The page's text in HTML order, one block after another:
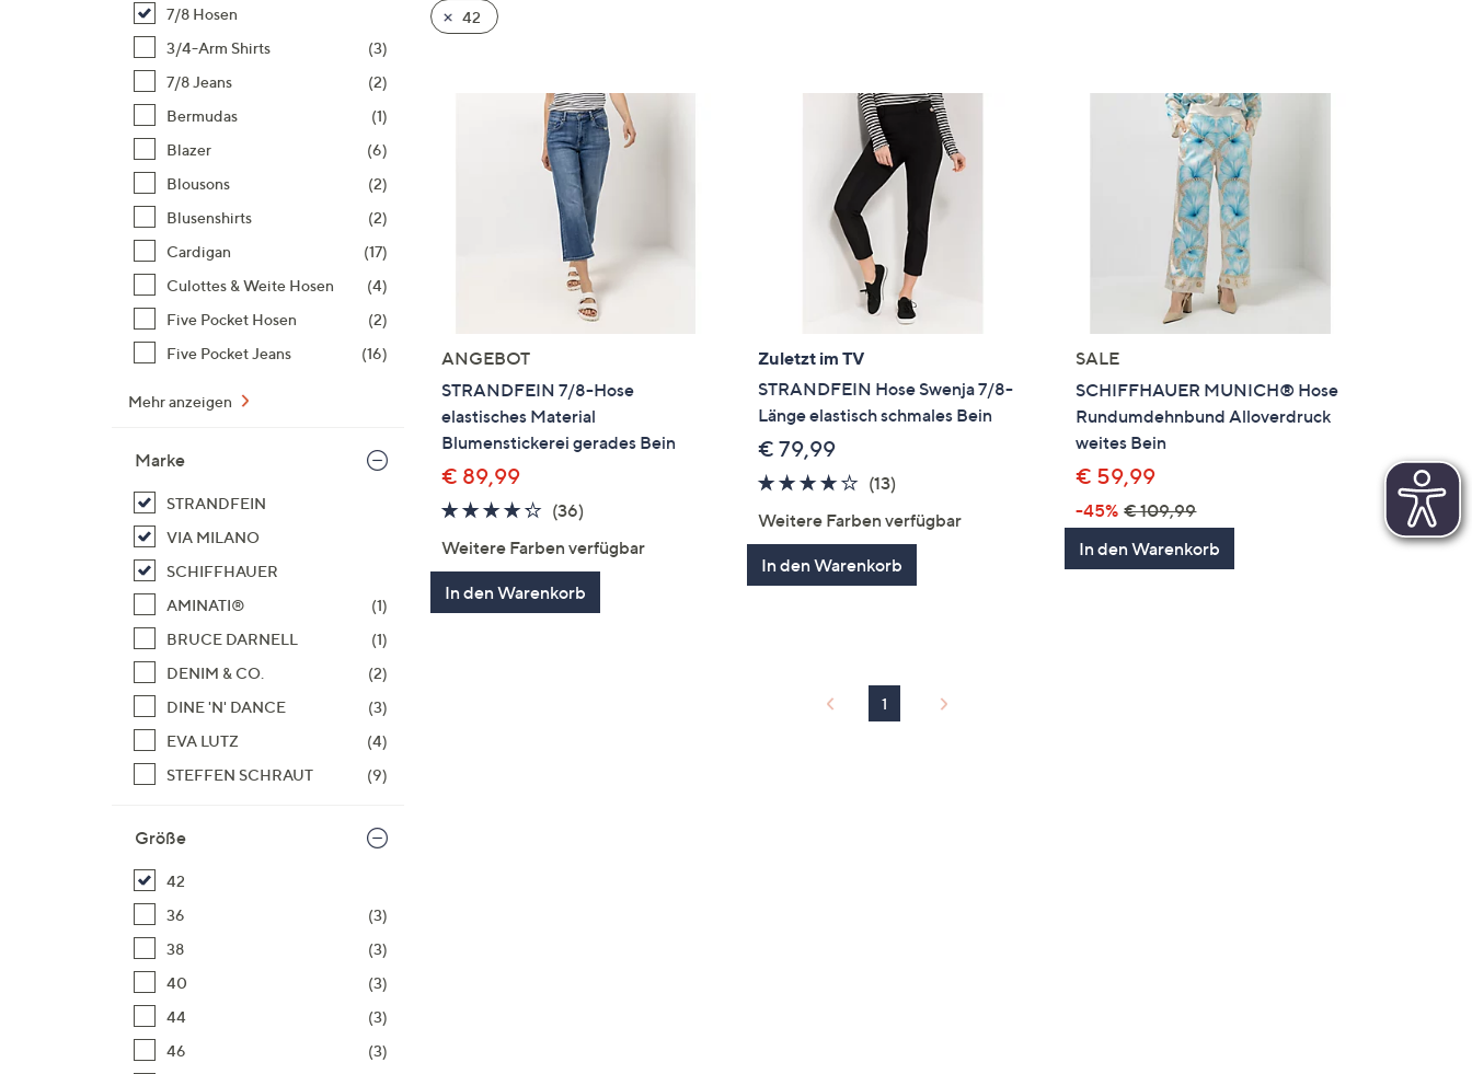
Sie
auf
7/8 Hosen
3/4-Arm Shirts
(3)
7/8 Jeans
(2)
Bermudas
(1)
Blazer
(6)
Blousons
(2)
Blusenshirts
(2)
Cardigan
(17)
Culottes & Weite Hosen
(4)
Five Pocket Hosen
(2)
Five Pocket Jeans
(16)
Mehr anzeigen
Marke
STRANDFEIN
VIA MILANO
SCHIFFHAUER
AMINATI®
(1)
BRUCE DARNELL
(1)
DENIM & CO.
(2)
DINE 'N' DANCE
(3)
EVA LUTZ
(4)
STEFFEN SCHRAUT
(9)
Größe
42
36
(3)
38
(3)
40
(3)
44
(3)
46
(3)
42
ANGEBOT
STRANDFEIN 7/8-Hose
elastisches Material
Blumenstickerei gerades Bein
€ 89,99
4.2
5
(36)36
Weitere Farben verfügbar
In den Warenkorb
Zuletzt im TV
STRANDFEIN Hose Swenja 7/8-
Länge elastisch schmales Bein
€ 79,99
3.6
5
(13)
Weitere Farben verfügbar
In den Warenkorb
SALE
SCHIFFHAUER MUNICH® Hose
Rundumdehnbund Alloverdruck
weites Bein
€ 59,99
-45% € 109,99
In den Warenkorb
1